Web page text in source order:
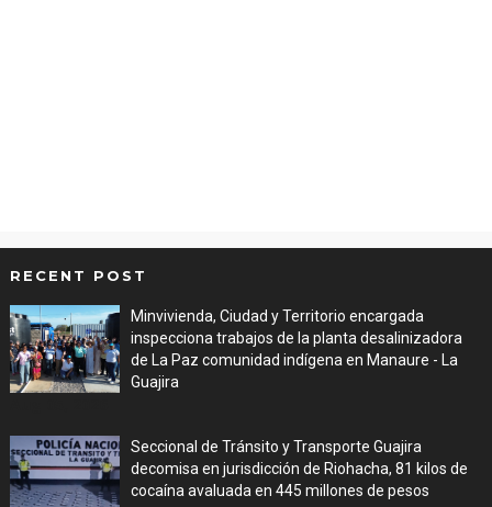
RECENT POST
Minvivienda, Ciudad y Territorio encargada
inspecciona trabajos de la planta desalinizadora
de La Paz comunidad indígena en Manaure - La
Guajira
Seccional de Tránsito y Transporte Guajira
decomisa en jurisdicción de Riohacha, 81 kilos de
cocaína avaluada en 445 millones de pesos